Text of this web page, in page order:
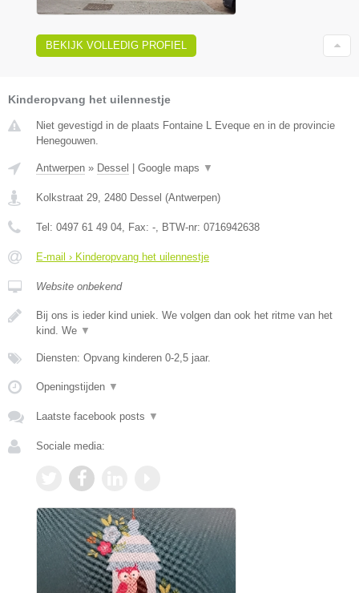
BEKIJK VOLLEDIG PROFIEL
Kinderopvang het uilennestje
Niet gevestigd in de plaats Fontaine L Eveque en in de provincie
Henegouwen.
Antwerpen » Dessel Google maps ▼
Kolkstraat 29, 2480 Dessel (Antwerpen)
Tel: 0497 61 49 04, Fax: -, BTW-nr: 0716942638
E-mail › Kinderopvang het uilennestje
Website onbekend
Bij ons is ieder kind uniek. We volgen dan ook het ritme van het
kind. We ▼
Diensten: Opvang kinderen 0-2,5 jaar.
Openingstijden ▼
Laatste facebook posts ▼
Sociale media: